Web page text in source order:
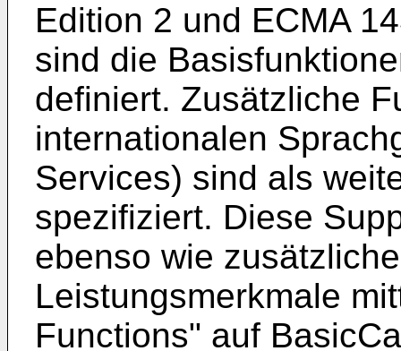
Edition 2 und ECMA
sind die
definiert. Zusätzliche
internationalen
Services) sind als
spezifiziert. Diese
ebenso wie
Leistungsmerkmale
Functions" auf